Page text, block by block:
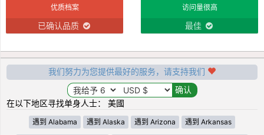
优质档案
已确认品质
访问量很高
最佳
我们努力为您提供最好的服务，请支持我们
在以下地区寻找单身人士： 美國
遇到 Alabama 遇到 Alaska 遇到 Arizona 遇到 Arkansas